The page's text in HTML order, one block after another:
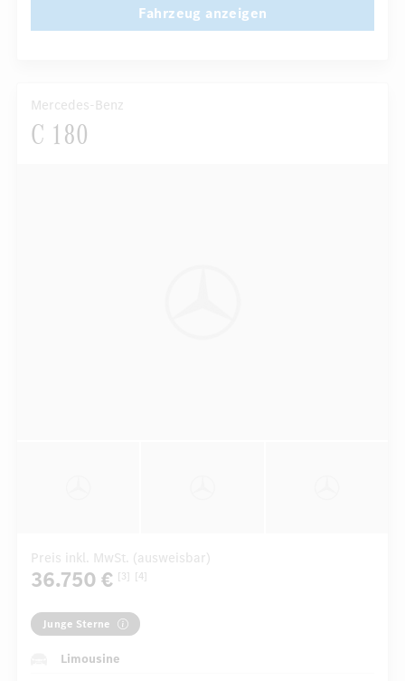
Fahrzeug anzeigen
Mercedes-Benz
C 180
Preis inkl. MwSt. (ausweisbar)
36.750 € [3] [4]
Junge Sterne
Limousine